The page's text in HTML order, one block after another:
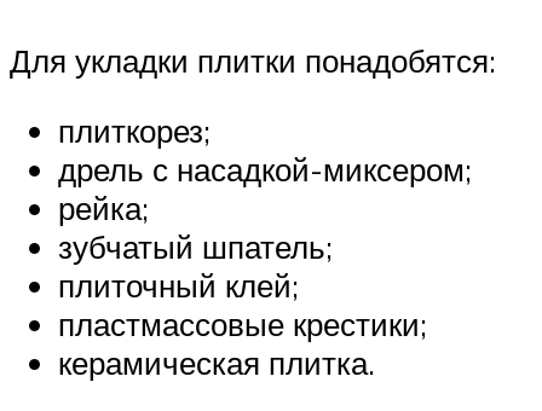
Для укладки плитки понадобятся:
плиткорез;
дрель с насадкой-миксером;
рейка;
зубчатый шпатель;
плиточный клей;
пластмассовые крестики;
керамическая плитка.